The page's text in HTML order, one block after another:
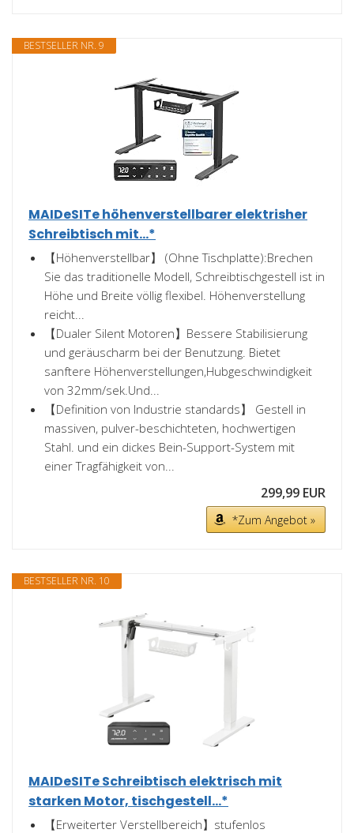
BESTSELLER NR. 9
MAIDeSITe höhenverstellbarer elektrisher
Schreibtisch mit...*
【Höhenverstellbar】 (Ohne Tischplatte):Brechen
Sie das traditionelle Modell, Schreibtischgestell ist in
Höhe und Breite völlig flexibel. Höhenverstellung
reicht...
【Dualer Silent Motoren】Bessere Stabilisierung
und geräuscharm bei der Benutzung. Bietet
sanftere Höhenverstellungen,Hubgeschwindigkeit
von 32mm/sek.Und...
【Definition von Industrie standards】 Gestell in
massiven, pulver-beschichteten, hochwertigen
Stahl. und ein dickes Bein-Support-System mit
einer Tragfähigkeit von...
299,99 EUR
*Zum Angebot »
BESTSELLER NR. 10
MAIDeSITe Schreibtisch elektrisch mit
starken Motor, tischgestell...*
【Erweiterter Verstellbereich】stufenlos